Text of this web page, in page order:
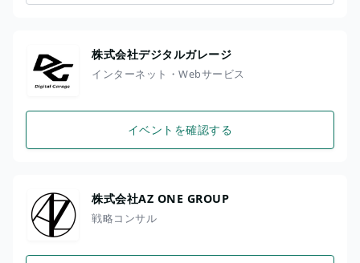
株式会社デジタルガレージ
インターネット・Webサービス
イベントを確認する
株式会社AZ ONE GROUP
戦略コンサル